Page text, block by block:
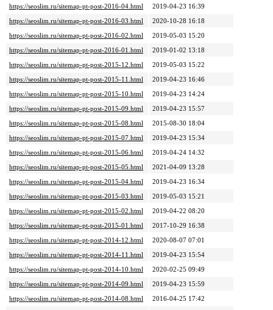
https://seoslim.ru/sitemap-pt-post-2016-04.html
2019-04-23 16:39
https://seoslim.ru/sitemap-pt-post-2016-03.html
2020-10-28 16:18
https://seoslim.ru/sitemap-pt-post-2016-02.html
2019-05-03 15:20
https://seoslim.ru/sitemap-pt-post-2016-01.html
2019-01-02 13:18
https://seoslim.ru/sitemap-pt-post-2015-12.html
2019-05-03 15:22
https://seoslim.ru/sitemap-pt-post-2015-11.html
2019-04-23 16:46
https://seoslim.ru/sitemap-pt-post-2015-10.html
2019-04-23 14:24
https://seoslim.ru/sitemap-pt-post-2015-09.html
2019-04-23 15:57
https://seoslim.ru/sitemap-pt-post-2015-08.html
2015-08-30 18:04
https://seoslim.ru/sitemap-pt-post-2015-07.html
2019-04-23 15:34
https://seoslim.ru/sitemap-pt-post-2015-06.html
2019-04-24 14:32
https://seoslim.ru/sitemap-pt-post-2015-05.html
2021-04-09 13:28
https://seoslim.ru/sitemap-pt-post-2015-04.html
2019-04-23 16:34
https://seoslim.ru/sitemap-pt-post-2015-03.html
2019-05-03 15:21
https://seoslim.ru/sitemap-pt-post-2015-02.html
2019-04-22 08:20
https://seoslim.ru/sitemap-pt-post-2015-01.html
2017-10-29 16:38
https://seoslim.ru/sitemap-pt-post-2014-12.html
2020-08-07 07:01
https://seoslim.ru/sitemap-pt-post-2014-11.html
2019-04-23 15:54
https://seoslim.ru/sitemap-pt-post-2014-10.html
2020-02-25 09:49
https://seoslim.ru/sitemap-pt-post-2014-09.html
2019-04-23 15:59
https://seoslim.ru/sitemap-pt-post-2014-08.html
2016-04-25 17:42